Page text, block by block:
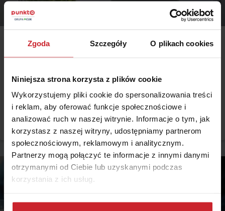
Zgoda Szczegóły O plikach cookies
Niniejsza strona korzysta z plików cookie
Wykorzystujemy pliki cookie do spersonalizowania treści
i reklam, aby oferować funkcje społecznościowe i
analizować ruch w naszej witrynie. Informacje o tym, jak
korzystasz z naszej witryny, udostępniamy partnerom
społecznościowym, reklamowym i analitycznym.
Partnerzy mogą połączyć te informacje z innymi danymi
otrzymanymi od Ciebie lub uzyskanymi podczas
korzystania z ich usług.
Dowiedz się więcej na temat tego, kim jesteśmy, jak
2018.07.25 •
Deklarując wartość swojego majątku w przypadku ubezpieczeń,
możesz popełnić kilka błędów, za które przyjdzie Ci słono zapłacić.
Po pierwsze - dobór sumy ubezpieczenia. Ten jest kluczowy nie
tylko ze względu na wysokość składki polisy. Złe oszacowanie
wartości chronionych dóbr może doprowadzić do nadubezpieczenia
lub niedoubezpieczenia. Niedoubezpieczenie i nadubezpieczenie:
co to jest i jakie są tego konsekwencje?